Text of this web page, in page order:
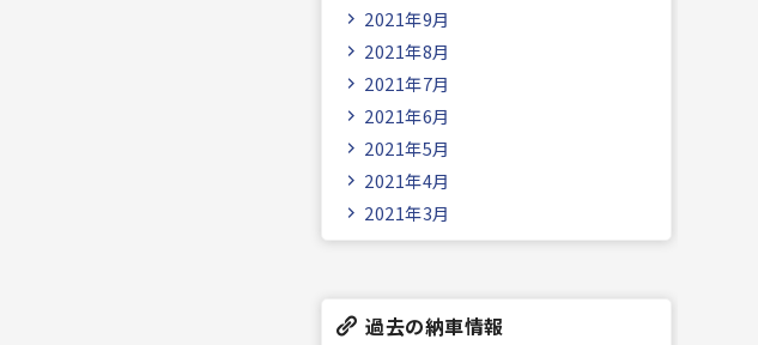
2021年9月
2021年8月
2021年7月
2021年6月
2021年5月
2021年4月
2021年3月
過去の納車情報